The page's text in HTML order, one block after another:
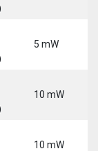
5 mW
10 mW
10 mW